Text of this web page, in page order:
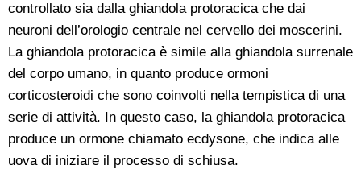
controllato sia dalla ghiandola protoracica che dai
neuroni dell’orologio centrale nel cervello dei moscerini.
La ghiandola protoracica è simile alla ghiandola surrenale
del corpo umano, in quanto produce ormoni
corticosteroidi che sono coinvolti nella tempistica di una
serie di attività. In questo caso, la ghiandola protoracica
produce un ormone chiamato ecdysone, che indica alle
uova di iniziare il processo di schiusa.